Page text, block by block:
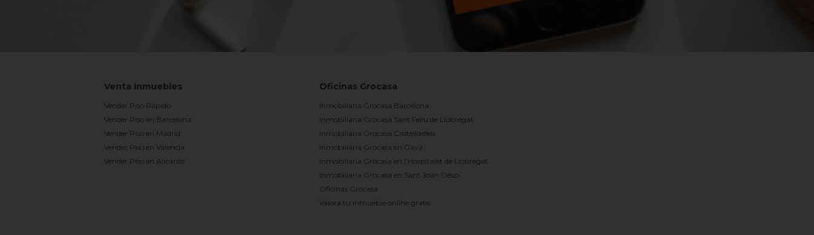
Venta Inmuebles
Vender Piso Rápido
Vender Piso en Barcelona
Vender Piso en Madrid
Vender Piso en Valencia
Vender Piso en Alicante
Oficinas Grocasa
Inmobiliaria Grocasa Barcelona
Inmobiliaria Grocasa Sant Feliu de Llobregat
Inmobiliaria Grocasa Castelldefels
Inmobiliaria Grocasa en Gavà
Inmobiliaria Grocasa en l'Hospitalet de Llobregat
Inmobiliaria Grocasa en Sant Joan Despí
Oficinas Grocasa
Valora tu inmueble online gratis